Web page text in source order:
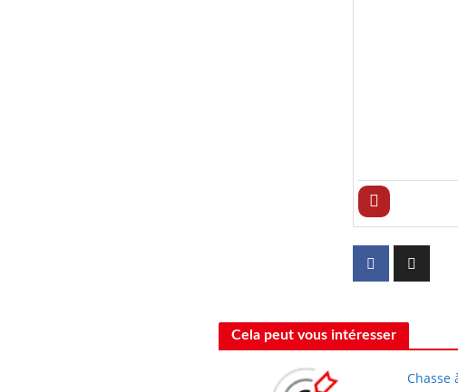
Cela peut vous intéresser
Chasse